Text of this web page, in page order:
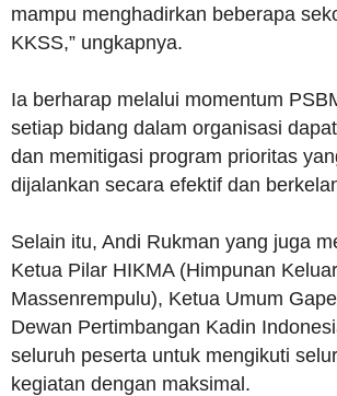
mampu menghadirkan beberapa
KKSS,” ungkapnya.
Ia berharap melalui momentum
setiap bidang dalam organisasi
dan memitigasi program prioritas
dijalankan secara efektif dan
Selain itu, Andi Rukman yang juga
Ketua Pilar HIKMA (Himpunan
Massenrempulu), Ketua Umum
Dewan Pertimbangan Kadin
seluruh peserta untuk mengikuti
kegiatan dengan maksimal.